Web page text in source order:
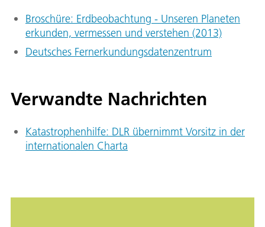
Broschüre: Erdbeobachtung - Unseren Planeten
erkunden, vermessen und verstehen (2013)
Deutsches Fernerkundungsdatenzentrum
Verwandte Nachrichten
Katastrophenhilfe: DLR übernimmt Vorsitz in der
internationalen Charta